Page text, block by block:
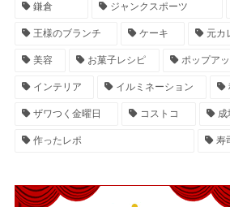
鎌倉 ジャンクスポーツ
王様のブランチ ケーキ 元カ
美容 お菓子レシピ ポップア
インテリア イルミネーション
ザワつく金曜日 コストコ 成
作ったレポ 寿